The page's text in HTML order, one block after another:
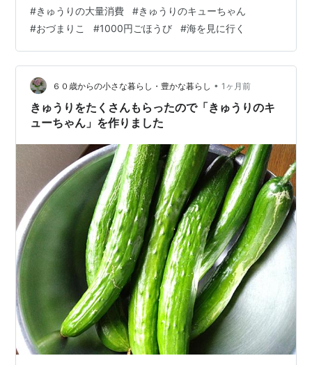
た。 後を引く美味しさでご飯がすすみます。🍚 もう少し
きゅうりを厚目に切れば、 もっとカリカリとした歯ごた
えになったと思います。 私、Audibleのヘビーユーザーで
すが、 たまには、紙媒体で本を読もうと思い、 久しぶり
に図書館に行きました。 Audibleにはない海外ミステリー
を数冊…
#きゅうりの大量消費 #きゅうりのキューちゃん
#おづまりこ #1000円ごほうび #海を見に行く
６０歳からの小さな暮らし・豊かな暮らし • 1ヶ月前
きゅうりをたくさんもらったので「きゅうりのキ
ューちゃん」を作りました